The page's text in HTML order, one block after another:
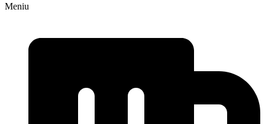
Meniu